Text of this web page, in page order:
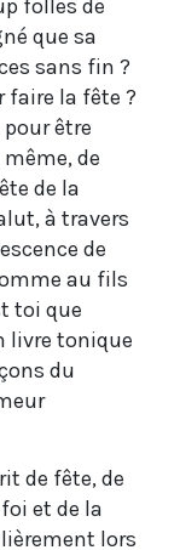
folles de
que sa
sans fin ?
faire la fête ?
être
de
de la
à travers
de
au fils
toi que
livre tonique
du
de fête, de
et de la
lors